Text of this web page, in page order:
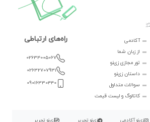
آکادمی
از زبان شما
تور مجازی زی‌نو
داستان زی‌نو
سوالات متداول
کاتالوگ و لیست قیمت
راه‌های ارتباطی
02634005067
02632707931
09016330440
زی‌نو آکادمی زی‌نو تحریر زی‌نو تحریر